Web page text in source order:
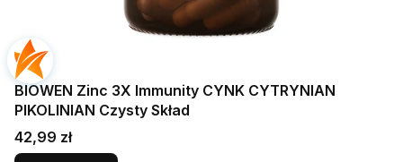
BIOWEN Zinc 3X Immunity CYNK CYTRYNIAN
PIKOLINIAN Czysty Skład
Cena
42,99 zł